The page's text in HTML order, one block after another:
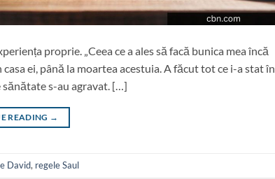
proprie. „Ceea ce a ales să facă bunica mea încă
ei, până la moartea acestuia. A făcut tot ce i-a stat în
sănătate s-au agravat. […]
READING →
David, regele Saul